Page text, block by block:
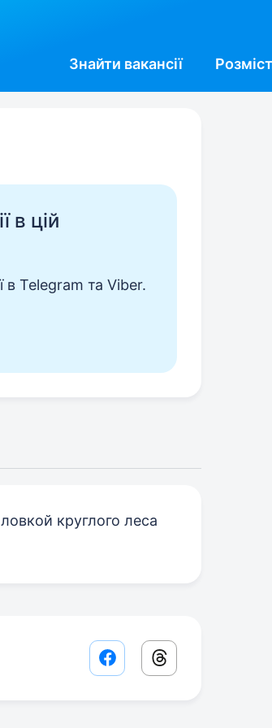
Знайти вакансії
в цій
в Telegram та Viber.
круглого леса
Facebook share link
Threads share